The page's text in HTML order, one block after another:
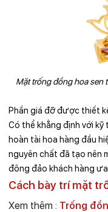
Mặt trống đồng hoa sen
Phần giá đỡ được thiết
Có thể khẳng định với kỹ
hoàn tài hoa hàng đầu
nguyên chất đã tạo nên
đông đảo khách hàng
Cách bày trí mặt
Xem thêm : Trống